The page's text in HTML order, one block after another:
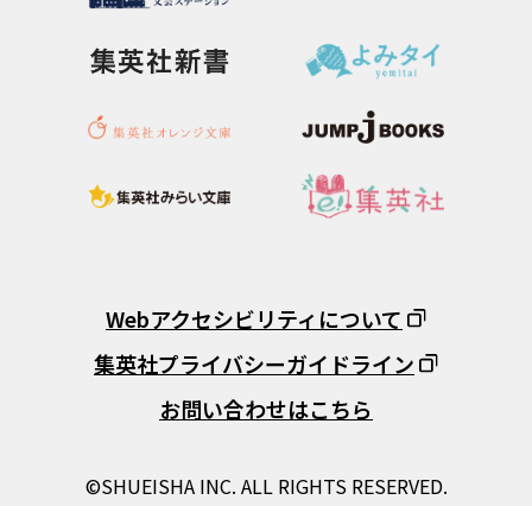
Webアクセシビリティについて
集英社プライバシーガイドライン
お問い合わせはこちら
©SHUEISHA INC. ALL RIGHTS RESERVED.